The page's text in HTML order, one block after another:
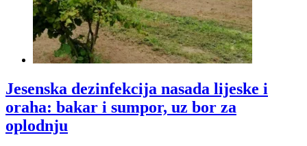
Jesenska dezinfekcija nasada lijeske i
oraha: bakar i sumpor, uz bor za
oplodnju